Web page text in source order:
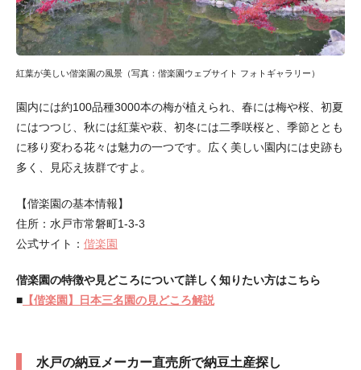
紅葉が美しい偕楽園の風景（写真：偕楽園ウェブサイト フォトギャラリー）
園内には約100品種3000本の梅が植えられ、春には梅や桜、初夏
にはつつじ、秋には紅葉や萩、初冬には二季咲桜と、季節ととも
に移り変わる花々は魅力の一つです。広く美しい園内には史跡も
多く、見応え抜群ですよ。
【偕楽園の基本情報】
住所：水戸市常磐町1-3-3
公式サイト： 偕楽園
偕楽園の特徴や見どころについて詳しく知りたい方はこちら
■ 【偕楽園】日本三名園の見どころ解説
水戸の納豆メーカー直売所で納豆土産探し